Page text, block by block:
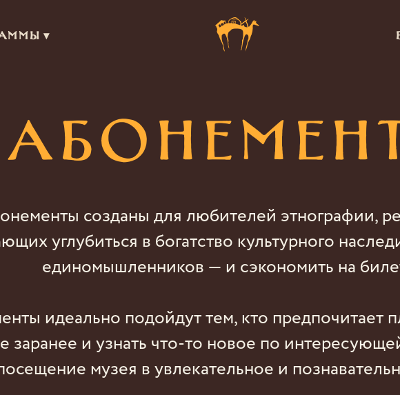
▾
созданы для любителей этнографии,
углубиться в богатство культурного
единомышленников — и сэкономить на
идеально подойдут тем, кто предпочитает
заранее и узнать что-то новое по
музея в увлекательное и